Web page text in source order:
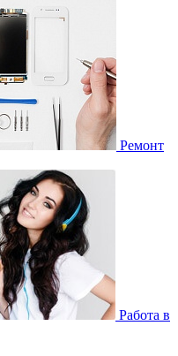
Ремонт
Работа в